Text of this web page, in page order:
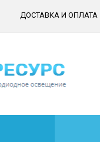
ДОСТАВКА И ОПЛАТА